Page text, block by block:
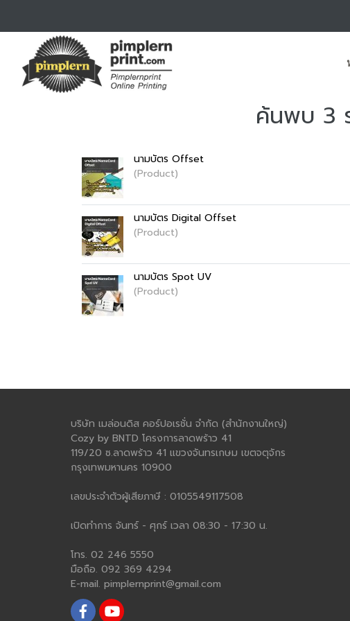
ค้นพบ 3
นามบัตร Offset
(Product)
นามบัตร Digital Offset
(Product)
นามบัตร Spot UV
(Product)
บริษัท เมล่อนดิส คอร์ปอเรชั่น จำกัด (สำนักงานใหญ่)
Cozy by BNTD โครงการลาดพร้าว 41
119/20 ซ.ลาดพร้าว 41 แขวงจันทรเกษม เขตจตุจักร
กรุงเทพมหานคร 10900
เลขประจำตัวผู้เสียภาษี : 0105549117508
เปิดทำการ จันทร์ - ศุกร์ เวลา 08:30 - 17:30 น.
โทร. 02 246 5550
มือถือ. 092 369 4294
E-mail. pimplernprint@gmail.com